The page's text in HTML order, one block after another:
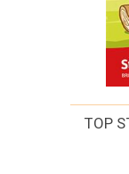
TOP